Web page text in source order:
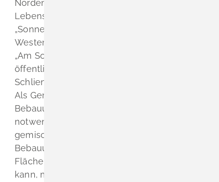
Norden direkt an den bestehenden
Lebensmittelmarkt bzw. das Baugebiet
„Sonnenstück III“ an und ist über die im
Westen angrenzende Erschließungsstraße
„Am Sonnenstück“ in idealer Weise an das
öffentliche Verkehrsnetz der Gemeinde
Schliengen angebunden.
Als Genehmigungsgrundlage soll ein
Bebauungsplan aufgestellt werden, um das
notwendige Planungsrecht für das
gemischte Quartier zu schaffen. Damit der
Bebauungsplan aus dem
Flächennutzungsplan entwickelt werden
kann, muss der Flächennutzungsplan